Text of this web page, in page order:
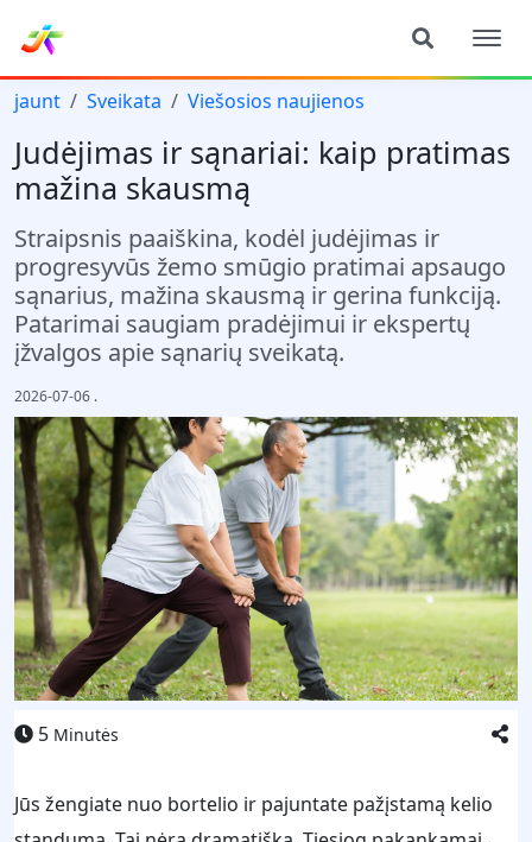
jaunt Sveikata Viešosios naujienos
Judėjimas ir sąnariai: kaip pratimas
mažina skausmą
Straipsnis paaiškina, kodėl judėjimas ir
progresyvūs žemo smūgio pratimai apsaugo
sąnarius, mažina skausmą ir gerina funkciją.
Patarimai saugiam pradėjimui ir ekspertų
įžvalgos apie sąnarių sveikatą.
2026-07-06 .
5 Minutės
Jūs žengiate nuo bortelio ir pajuntate pažįstamą kelio